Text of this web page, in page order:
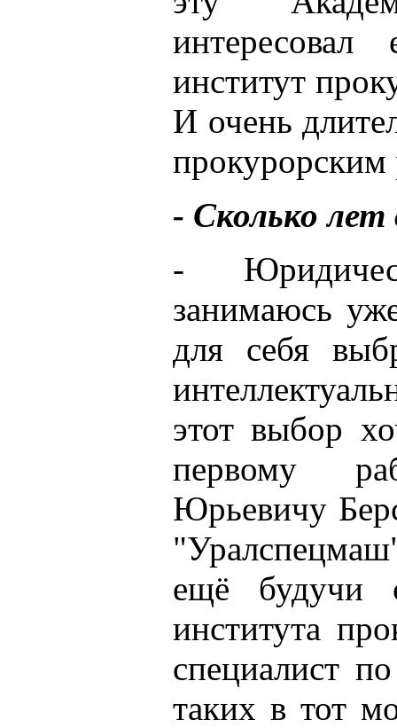
институт
И очень
прокурорским
- Сколько лет
-
занимаюсь
для себя
этот выбор
первому
Юрьевичу
ещё будучи
института
специалист
таких в тот